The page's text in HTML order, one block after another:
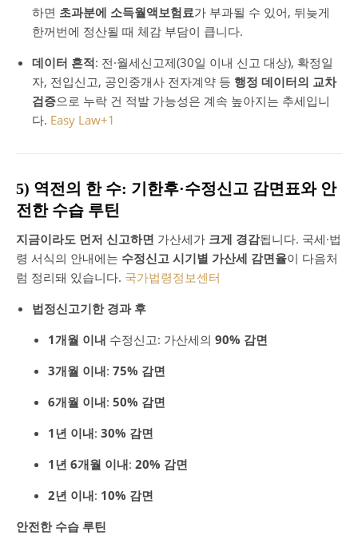
하면 초과분에 소득월액보험료가 부과될 수 있어, 뒤늦게
한꺼번에 정산될 때 체감 부담이 큽니다.
데이터 흔적: 전·월세신고제(30일 이내 신고 대상), 확정일
자, 전입신고, 공인중개사 전자계약 등 행정 데이터의 교차
검증으로 누락 건 적발 가능성은 계속 높아지는 추세입니
다. Easy Law+1
5) 역전의 한 수: 기한후·수정신고 감면표와 안
전한 수습 루틴
지금이라도 먼저 신고하면 가산세가 크게 경감됩니다. 국세·법
령 서식의 안내에는 수정신고 시기별 가산세 감면율이 다음처
럼 정리돼 있습니다. 국가법령정보센터
법정신고기한 경과 후
1개월 이내 수정신고: 가산세의 90% 감면
3개월 이내: 75% 감면
6개월 이내: 50% 감면
1년 이내: 30% 감면
1년 6개월 이내: 20% 감면
2년 이내: 10% 감면
안전한 수습 루틴